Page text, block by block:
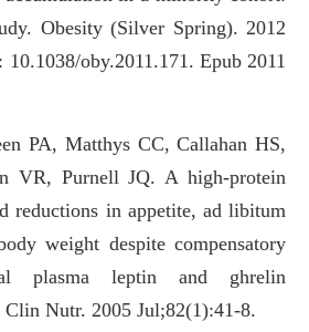
Obesity (Silver Spring). 2012
oby.2011.171. Epub 2011
PA, Matthys CC, Callahan HS,
VR, Purnell JQ. A high-protein
reductions in appetite, ad libitum
weight despite compensatory
plasma leptin and ghrelin
Clin Nutr. 2005 Jul;82(1):41-8.